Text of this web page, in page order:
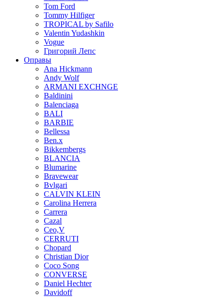
Tom Ford
Tommy Hilfiger
TROPICAL by Safilo
Valentin Yudashkin
Vogue
Григорий Лепс
Оправы
Ana Hickmann
Andy Wolf
ARMANI EXCHNGE
Baldinini
Balenciaga
BALI
BARBIE
Bellessa
Ben.x
Bikkembergs
BLANCIA
Blumarine
Bravewear
Bvlgari
CALVIN KLEIN
Carolina Herrera
Carrera
Cazal
Ceo,V
CERRUTI
Chopard
Christian Dior
Coco Song
CONVERSE
Daniel Hechter
Davidoff